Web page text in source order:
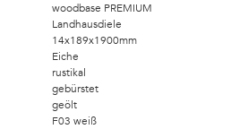
woodbase PREMIUM
Landhausdiele
14x189x1900mm
Eiche
rustikal
gebürstet
geölt
F03 weiß